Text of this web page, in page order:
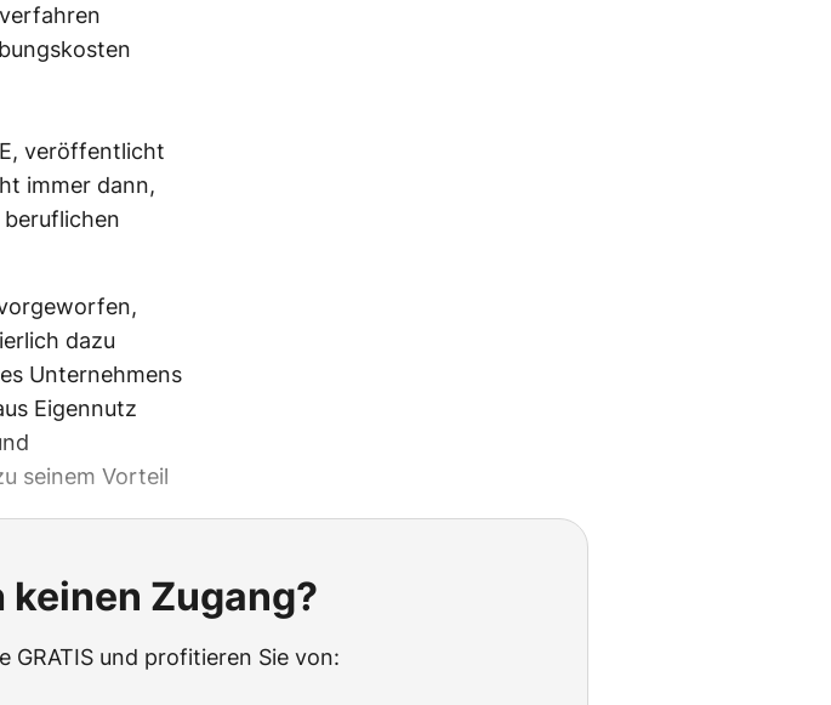
veröffentlicht
immer dann,
dazu
Unternehmens
Eigennutz
seinem Vorteil
keinen Zugang?
GRATIS und profitieren Sie von: